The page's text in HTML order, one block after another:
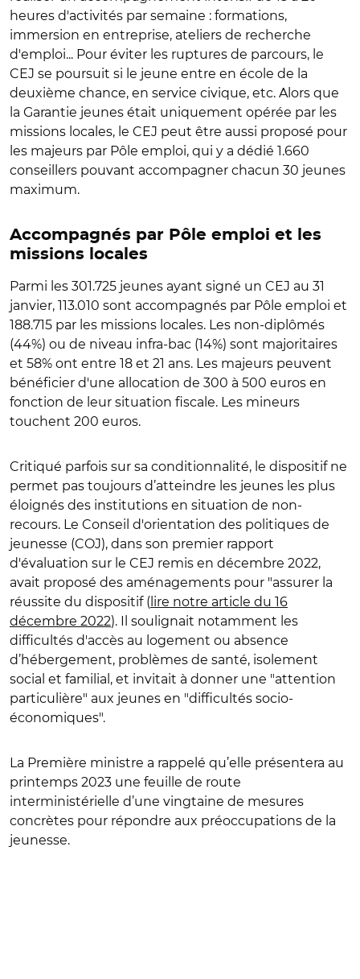
heures d'activités par semaine : formations,
immersion en entreprise, ateliers de recherche
d'emploi... Pour éviter les ruptures de parcours, le
CEJ se poursuit si le jeune entre en école de la
deuxième chance, en service civique, etc. Alors que
la Garantie jeunes était uniquement opérée par les
missions locales, le CEJ peut être aussi proposé pour
les majeurs par Pôle emploi, qui y a dédié 1.660
conseillers pouvant accompagner chacun 30 jeunes
maximum.
Accompagnés par Pôle emploi et les
missions locales
Parmi les 301.725 jeunes ayant signé un CEJ au 31
janvier, 113.010 sont accompagnés par Pôle emploi et
188.715 par les missions locales. Les non-diplômés
(44%) ou de niveau infra-bac (14%) sont majoritaires
et 58% ont entre 18 et 21 ans. Les majeurs peuvent
bénéficier d'une allocation de 300 à 500 euros en
fonction de leur situation fiscale. Les mineurs
touchent 200 euros.
Critiqué parfois sur sa conditionnalité, le dispositif ne
permet pas toujours d’atteindre les jeunes les plus
éloignés des institutions en situation de non-
recours. Le Conseil d'orientation des politiques de
jeunesse (COJ), dans son premier rapport
d'évaluation sur le CEJ remis en décembre 2022,
avait proposé des aménagements pour "assurer la
réussite du dispositif ( lire notre article du 16
décembre 2022). Il soulignait notamment les
difficultés d'accès au logement ou absence
d’hébergement, problèmes de santé, isolement
social et familial, et invitait à donner une "attention
particulière" aux jeunes en "difficultés socio-
économiques".
La Première ministre a rappelé qu’elle présentera au
printemps 2023 une feuille de route
interministérielle d’une vingtaine de mesures
concrètes pour répondre aux préoccupations de la
jeunesse.